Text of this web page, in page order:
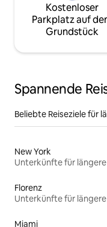
Kostenloser
Parkplatz auf
Grundstück
Spannende
Beliebte Reiseziele für
New York
Florenz
Miami